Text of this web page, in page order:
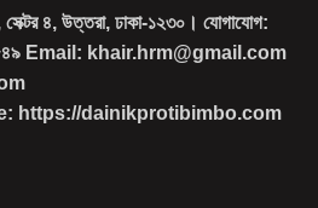
৪, উত্তরা, ঢাকা-১২৩০। যোগাযোগ:
Email: khair.hrm@gmail.com
https://dainikprotibimbo.com